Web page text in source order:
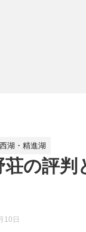
湖・精進湖
荘の評
10日